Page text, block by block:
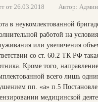
от 26.03.2018 Автор:
в неукомлектованной
работой на
или увеличения
со ст. 60.2 ТК РФ
Кроме того,
всего лишь
пп. «а» п.5
медицинской